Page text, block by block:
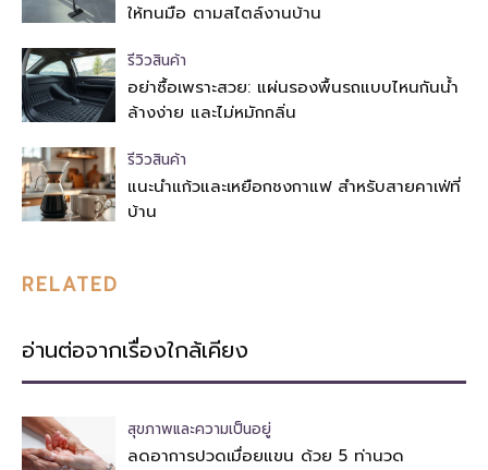
ให้ทนมือ ตามสไตล์งานบ้าน
รีวิวสินค้า
อย่าซื้อเพราะสวย: แผ่นรองพื้นรถแบบไหนกันน้ำ
ล้างง่าย และไม่หมักกลิ่น
รีวิวสินค้า
แนะนำแก้วและเหยือกชงกาแฟ สำหรับสายคาเฟ่ที่
บ้าน
RELATED
อ่านต่อจากเรื่องใกล้เคียง
สุขภาพและความเป็นอยู่
ลดอาการปวดเมื่อยแขน ด้วย 5 ท่านวด